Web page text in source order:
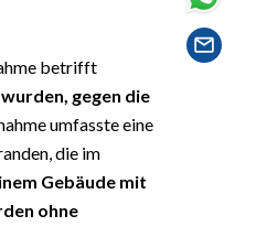
betrifft
gegen die
umfasste eine
die im
Gebäude mit
ohne